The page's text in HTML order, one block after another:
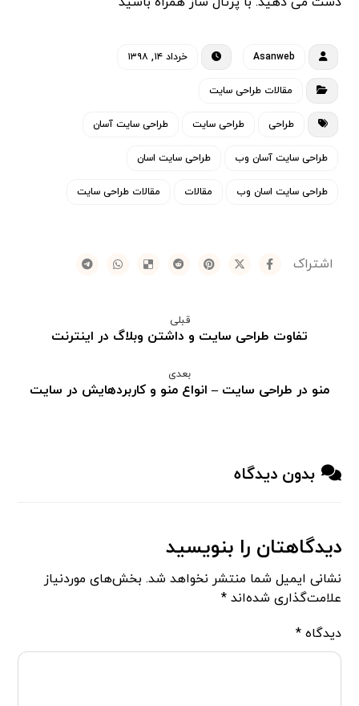
Asanweb خرداد ۱۴, ۱۳۹۸
مقالات طراحی سایت
طراحی طراحی سایت طراحی سایت آسان
طراحی سایت آسان وب طراحی سایت اسان
طراحی سایت اسان وب مقالات مقالات طراحی سایت
قبلی
تفاوت طراحی سایت و داشتن وبلاگ در اینترنت
بعدی
منو در طراحی سایت – انواع منو و کاربردهایش در سایت
بدون دیدگاه
دیدگاهتان را بنویسید
نشانی ایمیل شما منتشر نخواهد شد. بخش‌های موردنیاز
علامت‌گذاری شده‌اند*
دیدگاه*